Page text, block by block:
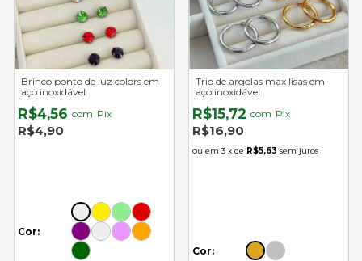
Brinco ponto de luz colors em
aço inoxidável
R$4,56 com Pix
R$4,90
Cor:
Trio de argolas max lisas em
aço inoxidável
R$15,72 com Pix
R$16,90
3 x de R$5,63 sem juros
Cor: